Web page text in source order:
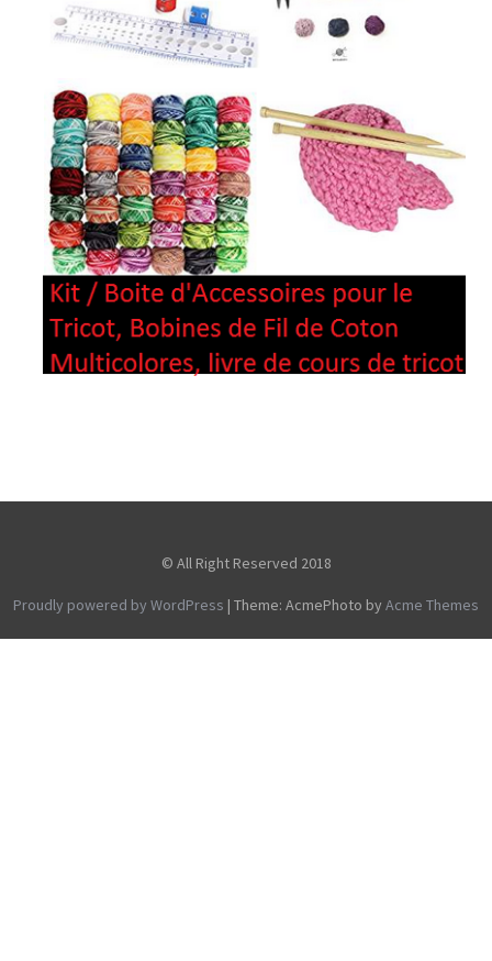
© All Right Reserved 2018
Proudly powered by WordPress | Theme: AcmePhoto by Acme Themes